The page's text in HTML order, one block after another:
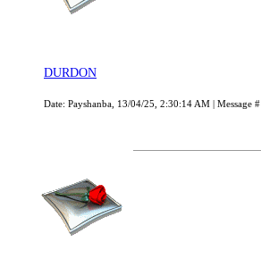
DURDON
Date: Payshanba, 13/04/25, 2:30:14 AM | Message #